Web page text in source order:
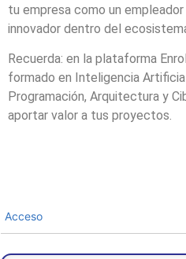
tu empresa como un
innovador dentro del
Recuerda: en la plataforma
formado en Inteligencia
Programación, Arquitectura y
aportar valor a tus proyectos.
Acceso